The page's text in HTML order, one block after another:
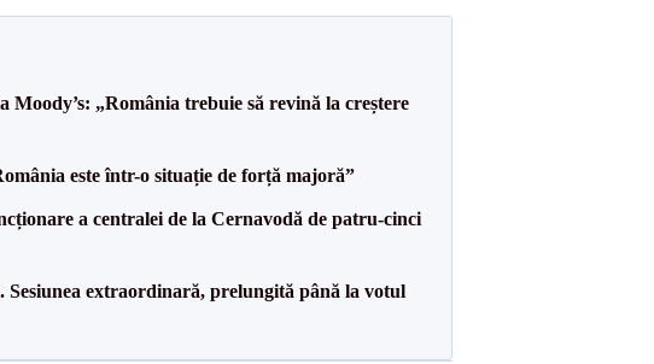
Moody’s: „România trebuie să revină la creștere
este într-o situație de forță majoră”
a centralei de la Cernavodă de patru-cinci
extraordinară, prelungită până la votul